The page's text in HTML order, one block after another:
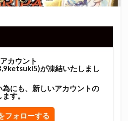
カウント
が凍結いたしまし
にも、新しいアカウントの
す。
フォローする